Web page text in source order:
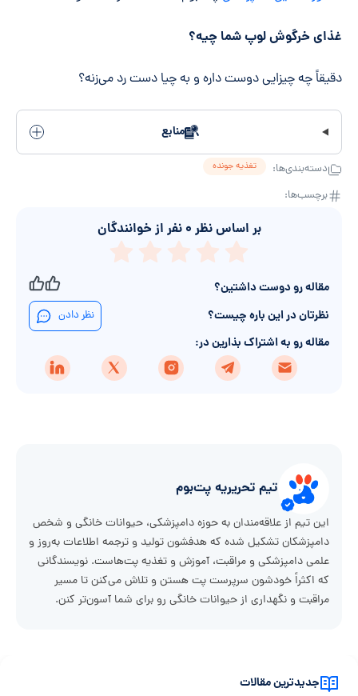
غذای خرگوش لوپ شما چیه؟
دقیقاً چه چیزایی دوست داره و به چیا دست رد می‌زنه؟
منابع
دسته‌بندی‌ها: تغذیه جونده
برچسب‌ها:
بر اساس نظر ۰ نفر از خوانندگان
مقاله رو دوست داشتین؟
نظرتان در این باره چیست؟
نظر دادن
مقاله رو به اشتراک بذارین در:
تیم تحریریه پت‌بوم
این تیم از علاقه‌مندان به حوزه دامپزشکی، حیوانات خانگی و شخص
دامپزشکان تشکیل شده که هدفشون تولید و ترجمه اطلاعات به‌روز و
علمی دامپزشکی و مراقبت، آموزش و تغذیه پت‌هاست. نویسندگانی
که اکثراً خودشون سرپرست پت هستن و تلاش می‌کنن تا مسیر
مراقبت و نگهداری از حیوانات خانگی رو برای شما آسون‌تر کنن.
جدیدترین مقالات